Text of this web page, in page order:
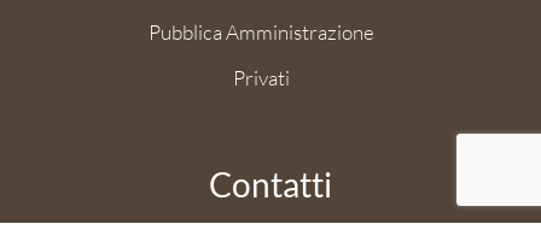
Pubblica Amministrazione
Privati
Contatti